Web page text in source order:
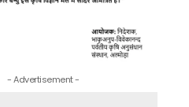
- Advertisement -